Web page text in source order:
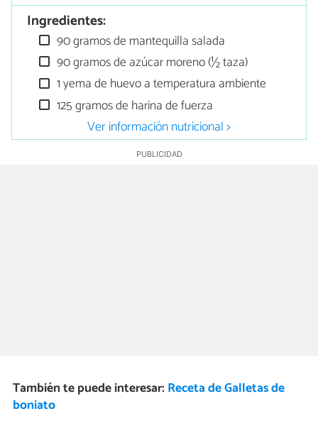
Ingredientes:
90 gramos de mantequilla salada
90 gramos de azúcar moreno (½ taza)
1 yema de huevo a temperatura ambiente
125 gramos de harina de fuerza
Ver información nutricional >
También te puede interesar: Receta de Galletas de
boniato